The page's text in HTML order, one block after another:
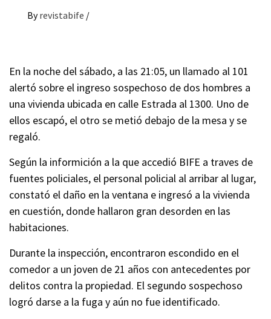
By revistabife /
En la noche del sábado, a las 21:05, un llamado al 101
alertó sobre el ingreso sospechoso de dos hombres a
una vivienda ubicada en calle Estrada al 1300. Uno de
ellos escapó, el otro se metió debajo de la mesa y se
regaló.
Según la informición a la que accedió BIFE a traves de
fuentes policiales, el personal policial al arribar al lugar,
constató el daño en la ventana e ingresó a la vivienda
en cuestión, donde hallaron gran desorden en las
habitaciones.
Durante la inspección, encontraron escondido en el
comedor a un joven de 21 años con antecedentes por
delitos contra la propiedad. El segundo sospechoso
logró darse a la fuga y aún no fue identificado.